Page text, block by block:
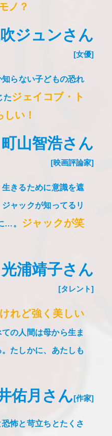
ノ？
ジュンさん
[女優]
らない子どもの恐れ
たジェイコブ・ト
い！
町山智浩さん
[映画評論家]
きるために意識を遮
ジャックが知ってるリ
…。
ジャックが笑
光浦靖子さん
[タレント]
れど強く美しい
の人間は母から生ま
たしかに、あたしも
佑月さん[作家]
怖と苛立ちとたくさ